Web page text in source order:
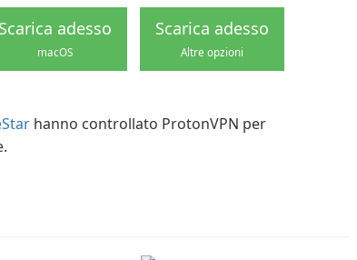
Scarica adesso
macOS
Scarica adesso
Altre opzioni
hanno controllato ProtonVPN per